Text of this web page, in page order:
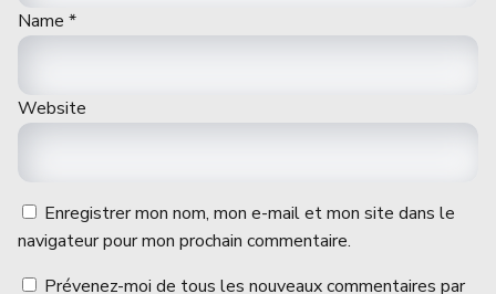
Name *
Website
Enregistrer mon nom, mon e-mail et mon site dans le
navigateur pour mon prochain commentaire.
Prévenez-moi de tous les nouveaux commentaires par